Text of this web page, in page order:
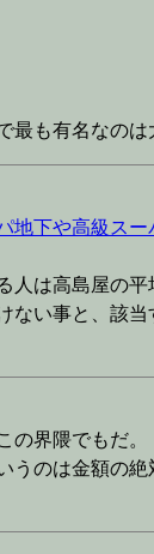
も有名なのは
地下や高級ス
は高島屋の
い事と、該
の界隈でもだ。
うのは金額